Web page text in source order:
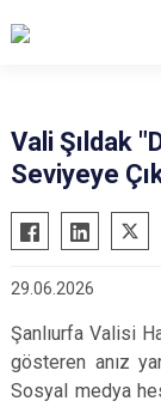
Vali Şıldak
Seviyeye
29.06.2026
Şanlıurfa Valisi
gösteren anız
Sosyal medya